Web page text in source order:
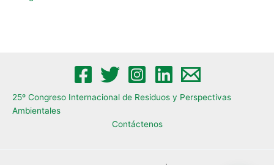
25º Congreso Internacional de Residuos y Perspectivas
Ambientales​
Contáctenos